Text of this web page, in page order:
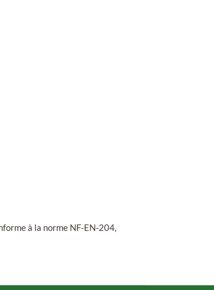
à la norme NF-EN-204,